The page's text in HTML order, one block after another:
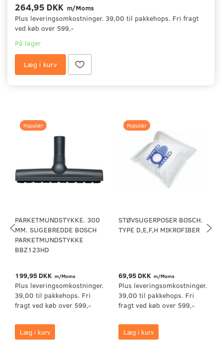
264,95 DKK m/Moms
Plus leveringsomkostninger. 39,00 til pakkehops. Fri fragt
ved køb over 599,-
På lager
Læg i kurv
Populær
PARKETMUNDSTYKKE. 300
MM. SUGEBREDDE BOSCH
PARKETMUNDSTYKKE
BBZ123HD
199,95 DKK m/Moms
Plus leveringsomkostninger.
39,00 til pakkehops. Fri
fragt ved køb over 599,-
Læg i kurv
Populær
STØVSUGERPOSER BOSCH.
TYPE D,E,F,H MIKROFIBER
69,95 DKK m/Moms
Plus leveringsomkostninger.
39,00 til pakkehops. Fri
fragt ved køb over 599,-
Læg i kurv